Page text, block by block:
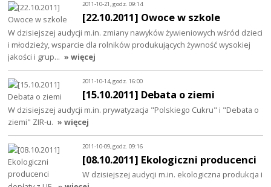
2011-10-21, godz. 09:14
[22.10.2011] Owoce w szkole
W dzisiejszej audycji m.in. zmiany nawyków żywieniowych wśród dzieci
i młodzieży, wsparcie dla rolników produkujących żywność wysokiej
jakości i grup… » więcej
2011-10-14, godz. 16:00
[15.10.2011] Debata o ziemi
W dzisiejszej audycji m.in. prywatyzacja "Polskiego Cukru" i "Debata o
ziemi" ZIR-u. » więcej
2011-10-09, godz. 09:16
[08.10.2011] Ekologiczni producenci
W dzisiejszej audycji m.in. ekologiczna produkcja i